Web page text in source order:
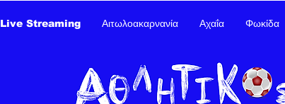
Live Streaming Αιτωλοακαρνανία Αχαΐα Φωκίδα